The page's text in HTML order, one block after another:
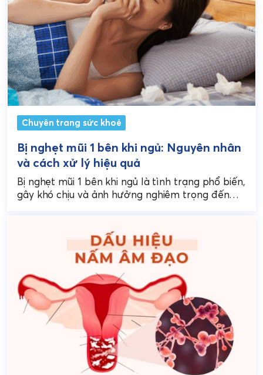
Chuyên trang sức khoẻ
Bị nghẹt mũi 1 bên khi ngủ: Nguyên nhân
và cách xử lý hiệu quả
Bị nghẹt mũi 1 bên khi ngủ là tình trạng phổ biến,
gây khó chịu và ảnh hưởng nghiêm trọng đến